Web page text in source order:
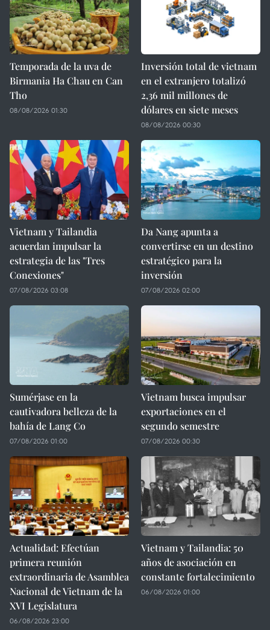
Temporada de la uva de
Birmania Ha Chau en Can
Tho
08/08/2026 01:30
Inversión total de vietnam
en el extranjero totalizó
2,36 mil millones de
dólares en siete meses
08/08/2026 00:30
Vietnam y Tailandia
acuerdan impulsar la
estrategia de las "Tres
Conexiones"
07/08/2026 03:08
Da Nang apunta a
convertirse en un destino
estratégico para la
inversión
07/08/2026 02:00
Sumérjase en la
cautivadora belleza de la
bahía de Lang Co
07/08/2026 01:00
Vietnam busca impulsar
exportaciones en el
segundo semestre
07/08/2026 00:30
Actualidad: Efectúan
primera reunión
extraordinaria de Asamblea
Nacional de Vietnam de la
XVI Legislatura
06/08/2026 23:00
Vietnam y Tailandia: 50
años de asociación en
constante fortalecimiento
06/08/2026 01:00